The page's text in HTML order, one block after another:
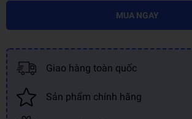
MUA NGAY
Giao hàng toàn quốc
Sản phẩm chính hãng